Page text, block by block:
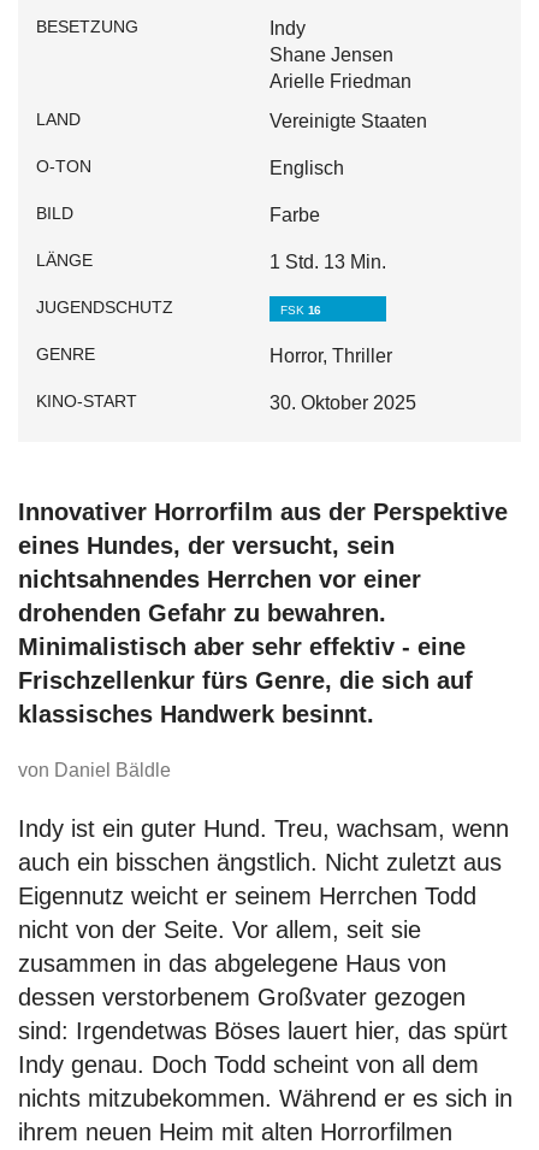
BESETZUNG
Indy
Shane Jensen
Arielle Friedman
LAND Vereinigte Staaten
O-TON Englisch
BILD Farbe
LÄNGE 1 Std. 13 Min.
JUGENDSCHUTZ FSK 16
GENRE Horror, Thriller
KINO-START 30. Oktober 2025
Innovativer Horrorfilm aus der Perspektive
eines Hundes, der versucht, sein
nichtsahnendes Herrchen vor einer
drohenden Gefahr zu bewahren.
Minimalistisch aber sehr effektiv - eine
Frischzellenkur fürs Genre, die sich auf
klassisches Handwerk besinnt.
von Daniel Bäldle
Indy ist ein guter Hund. Treu, wachsam, wenn
auch ein bisschen ängstlich. Nicht zuletzt aus
Eigennutz weicht er seinem Herrchen Todd
nicht von der Seite. Vor allem, seit sie
zusammen in das abgelegene Haus von
dessen verstorbenem Großvater gezogen
sind: Irgendetwas Böses lauert hier, das spürt
Indy genau. Doch Todd scheint von all dem
nichts mitzubekommen. Während er es sich in
ihrem neuen Heim mit alten Horrorfilmen